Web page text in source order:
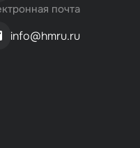
почта
info@hmru.ru